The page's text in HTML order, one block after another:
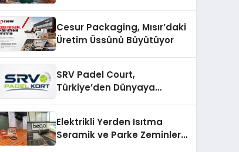
Cesur Packaging, Mısır’daki
Üretim Üssünü Büyütüyor
SRV Padel Court,
Türkiye’den Dünyaya
Elektrikli Yerden Isıtma
Seramik ve Parke Zeminler